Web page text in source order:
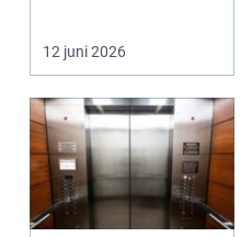
...
12 juni 2026